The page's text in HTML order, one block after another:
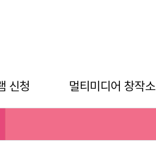
신청 멀티미디어 창작소